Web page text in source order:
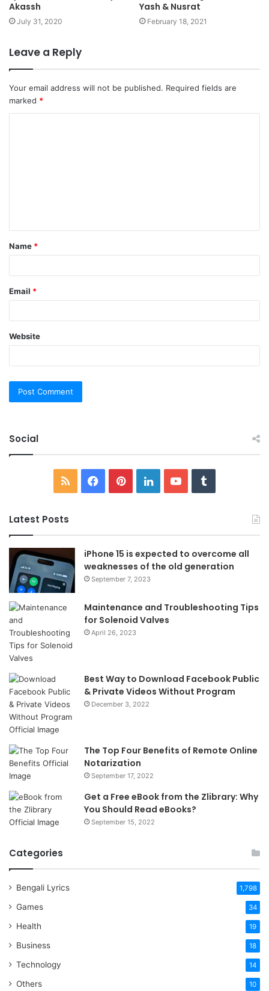
Akassh
July 31, 2020
Yash & Nusrat
February 18, 2021
Leave a Reply
Your email address will not be published. Required fields are
marked *
t
*
Name *
Email *
Website
Social
RSS Facebook
PinterestLinkedInYouTubeTumblr
Latest Posts
iPhone 15 is expected to overcome all
weaknesses of the old generation
September 7, 2023
Maintenance and Troubleshooting Tips
for Solenoid Valves
April 26, 2023
Best Way to Download Facebook Public
& Private Videos Without Program
December 3, 2022
The Top Four Benefits of Remote Online
Notarization
September 17, 2022
Get a Free eBook from the Zlibrary: Why
You Should Read eBooks?
September 15, 2022
Categories
Bengali Lyrics 1,798
Games 34
Health 19
Business 18
Technology 14
Others 10